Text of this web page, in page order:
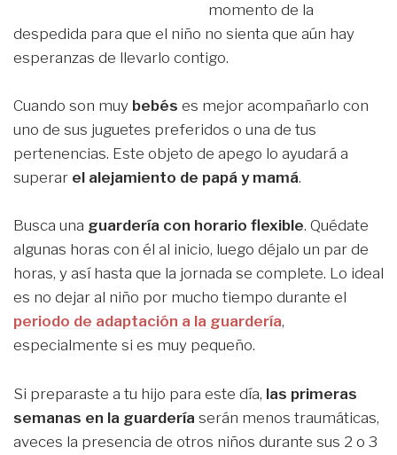
momento de la
despedida para que el niño no sienta que aún hay
esperanzas de llevarlo contigo.
Cuando son muy bebés es mejor acompañarlo con
uno de sus juguetes preferidos o una de tus
pertenencias. Este objeto de apego lo ayudará a
superar el alejamiento de papá y mamá.
Busca una guardería con horario flexible. Quédate
algunas horas con él al inicio, luego déjalo un par de
horas, y así hasta que la jornada se complete. Lo ideal
es no dejar al niño por mucho tiempo durante el
periodo de adaptación a la guardería,
especialmente si es muy pequeño.
Si preparaste a tu hijo para este día, las primeras
semanas en la guardería serán menos traumáticas,
aveces la presencia de otros niños durante sus 2 o 3